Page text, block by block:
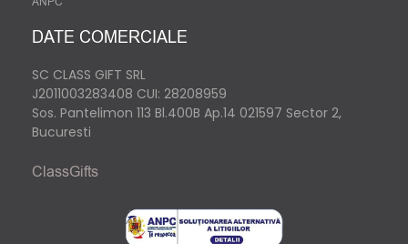
DATE COMERCIALE
SC CLASS GIFT SRL
J2011003283408 CUI: 28208959
Sos. Pantelimon 113 Bl.400B Ap.14 021597 Sector 2,
Bucuresti
ClassGifts